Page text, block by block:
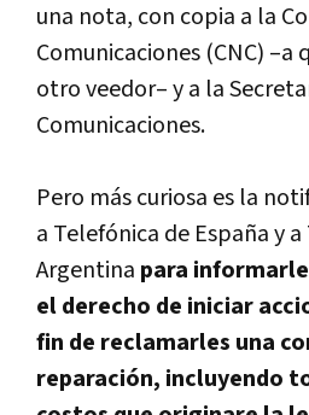
una nota, con copia a la
Comunicaciones (CNC)
otro veedor– y a la
Comunicaciones.
Pero más curiosa es la
a Telefónica de España y
Argentina para
el derecho de iniciar
fin de reclamarles una
reparación, incluyendo